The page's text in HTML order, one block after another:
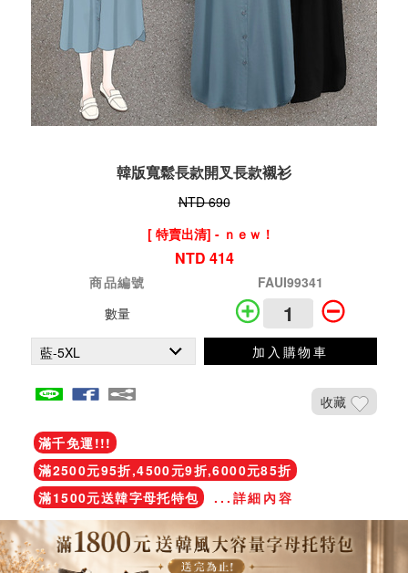
韓版寬鬆長款開叉長款襯衫
NTD 690
[ 特賣出清] - ｎｅｗ！
NTD 414
商品編號
FAUI99341
數量
加入購物車
收藏
滿千免運!!!
滿2500元95折,4500元9折,6000元85折
滿1500元送韓字母托特包
...詳細內容